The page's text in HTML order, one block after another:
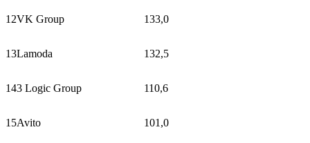
12VK Group 133,0
13Lamoda 132,5
143 Logic Group 110,6
15Avito 101,0